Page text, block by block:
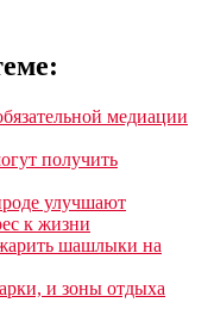
медиации
получить
улучшают
к жизни
шашлыки на
и зоны отдыха